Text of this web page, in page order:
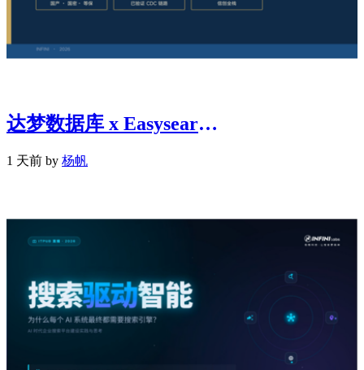
达梦数据库 x Easysearch：金融行业搜索与分析加速解决方案
1 天前 by 杨帆